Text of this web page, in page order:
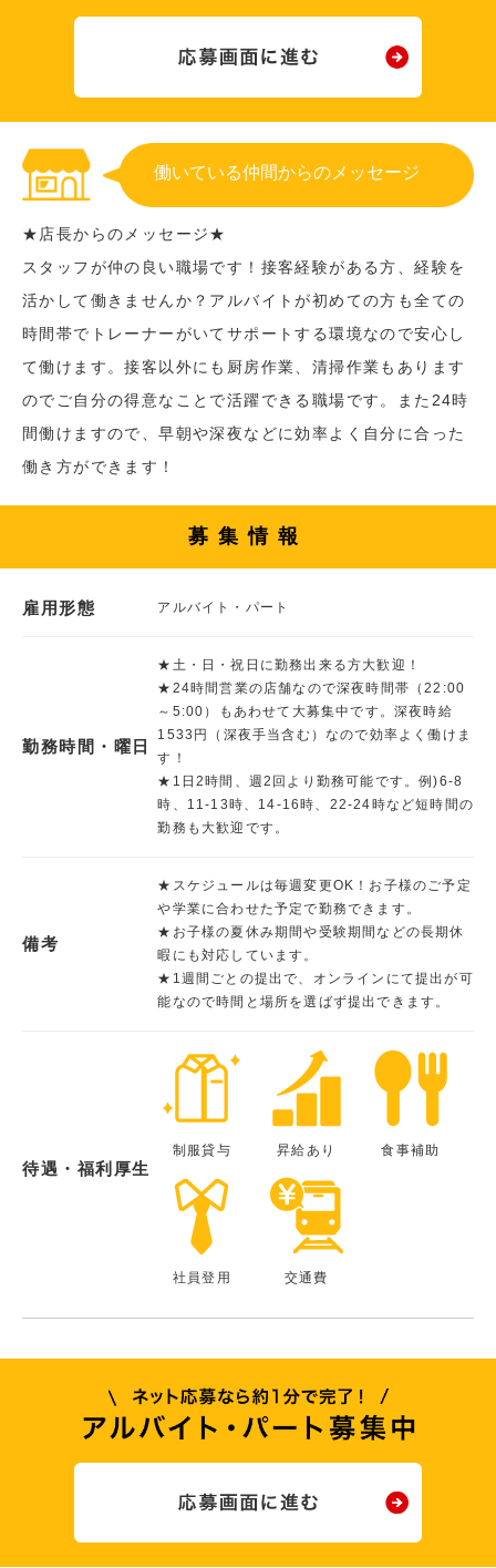
働いている仲間からのメッセージ
★店長からのメッセージ★
スタッフが仲の良い職場です！接客経験がある方、経験を
活かして働きませんか？アルバイトが初めての方も全ての
時間帯でトレーナーがいてサポートする環境なので安心し
て働けます。接客以外にも厨房作業、清掃作業もあります
のでご自分の得意なことで活躍できる職場です。また24時
間働けますので、早朝や深夜などに効率よく自分に合った
働き方ができます！
募集情報
雇用形態 アルバイト・パート
勤務時間・曜日
★土・日・祝日に勤務出来る方大歓迎！
★24時間営業の店舗なので深夜時間帯（22:00
～5:00）もあわせて大募集中です。深夜時給
1533円（深夜手当含む）なので効率よく働けま
す！
★1日2時間、週2回より勤務可能です。例)6-8
時、11-13時、14-16時、22-24時など短時間の
勤務も大歓迎です。
備考
★スケジュールは毎週変更OK！お子様のご予定
や学業に合わせた予定で勤務できます。
★お子様の夏休み期間や受験期間などの長期休
暇にも対応しています。
★1週間ごとの提出で、オンラインにて提出が可
能なので時間と場所を選ばず提出できます。
待遇・福利厚生
制服貸与 昇給あり 食事補助
社員登用 交通費